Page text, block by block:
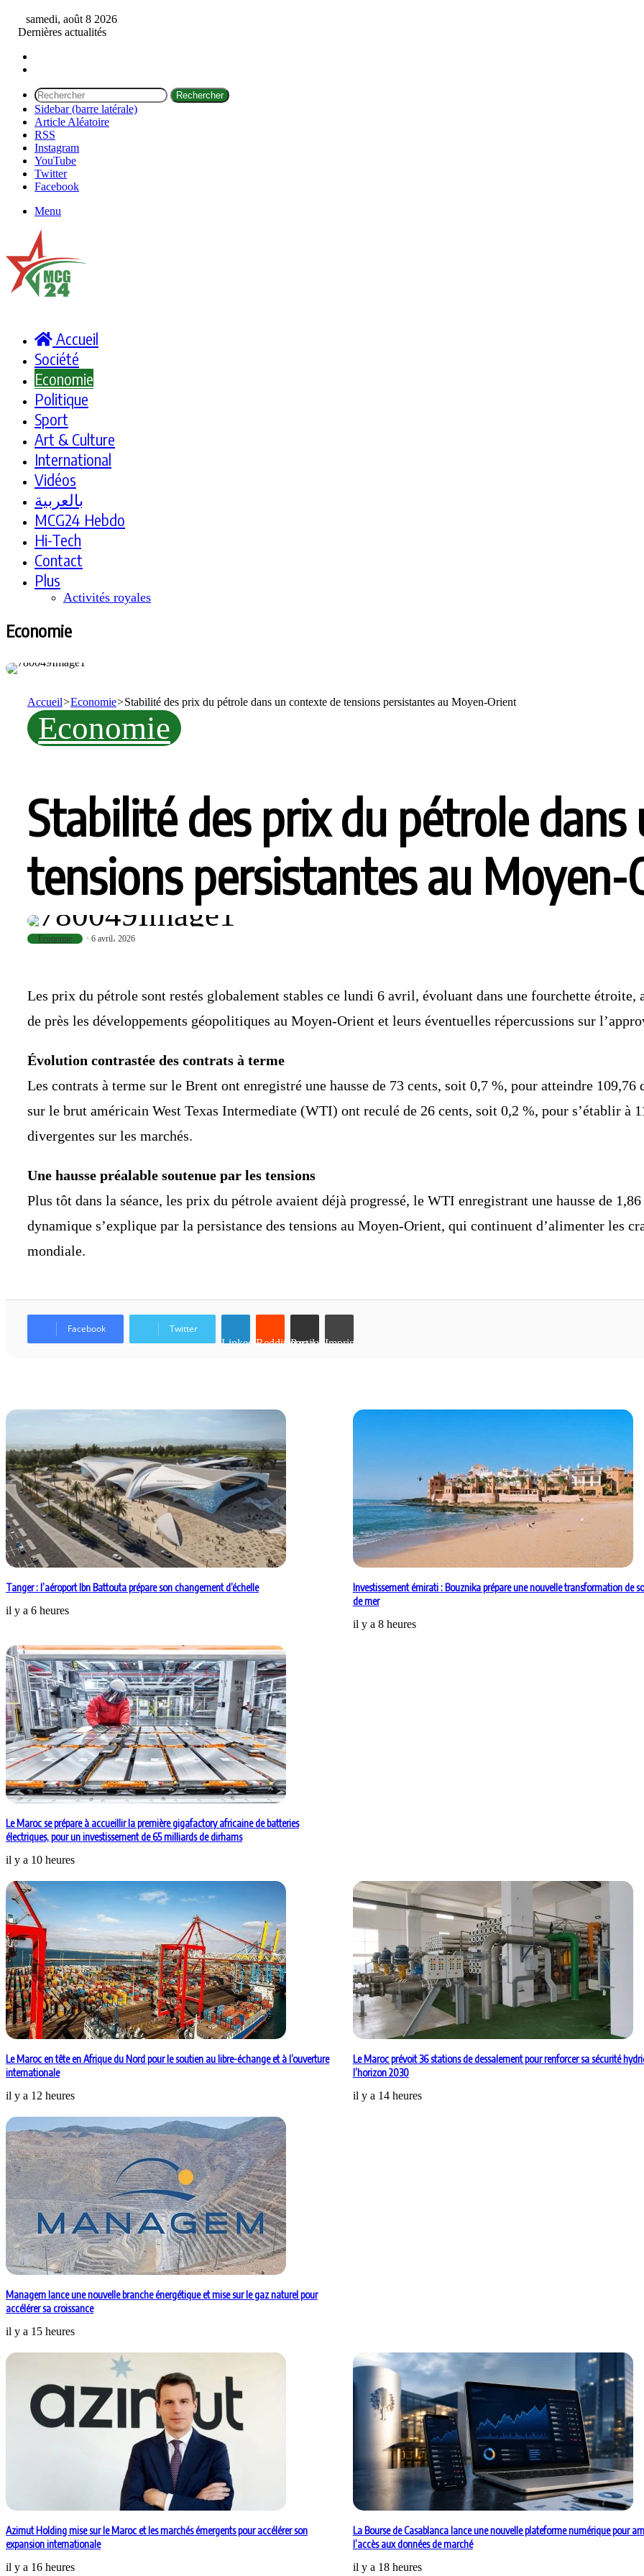
samedi, août 8 2026
Dernières actualités
Rechercher
Sidebar (barre latérale)
Article Aléatoire
RSS
Instagram
YouTube
Twitter
Facebook
Menu
Accueil
Société
Economie
Politique
Sport
Art & Culture
International
Vidéos
بالعربية
MCG24 Hebdo
Hi-Tech
Contact
Plus
Activités royales
Economie
Accueil>Economie>Stabilité des prix du pétrole dans un contexte de tensions persistantes au Moyen-Orient
Economie
Stabilité des prix du pétrole
tensions persistantes au Moyen-
Economie 6 avril، 2026
Les prix du pétrole sont restés globalement stables ce lundi 6 avril, évoluant dans une fourchette
de près les développements géopolitiques au Moyen-Orient et leurs éventuelles répercussions sur
Évolution contrastée des contrats à terme
Les contrats à terme sur le Brent ont enregistré une hausse de 73 cents, soit 0,7 %, pour atteindre
sur le brut américain West Texas Intermediate (WTI) ont reculé de 26 cents, soit 0,2 %, pour s’établir à
divergentes sur les marchés.
Une hausse préalable soutenue par les tensions
Plus tôt dans la séance, les prix du pétrole avaient déjà progressé, le WTI enregistrant une hausse de
dynamique s’explique par la persistance des tensions au Moyen-Orient, qui continuent d’alimenter les
mondiale.
Facebook
Twitter
LinkedinReddit Partager par email Imprimer
Tanger : l’aéroport Ibn Battouta prépare son changement d’échelle
il y a 6 heures
Investissement émirati : Bouznika prépare une nouvelle transformation de
de mer
il y a 8 heures
Le Maroc se prépare à accueillir la première gigafactory africaine de batteries
électriques, pour un investissement de 65 milliards de dirhams
il y a 10 heures
Le Maroc en tête en Afrique du Nord pour le soutien au libre-échange et à l’ouverture
internationale
il y a 12 heures
Le Maroc prévoit 36 stations de dessalement pour renforcer sa sécurité
l’horizon 2030
il y a 14 heures
Managem lance une nouvelle branche énergétique et mise sur le gaz naturel pour
accélérer sa croissance
il y a 15 heures
Azimut Holding mise sur le Maroc et les marchés émergents pour accélérer son
expansion internationale
il y a 16 heures
La Bourse de Casablanca lance une nouvelle plateforme numérique pour
l’accès aux données de marché
il y a 18 heures